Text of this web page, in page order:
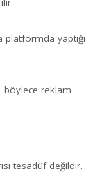
platformda yaptığı
böylece reklam
tesadüf değildir.